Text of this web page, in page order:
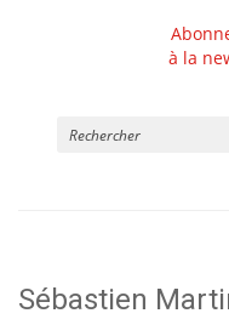
à la
Sébastien